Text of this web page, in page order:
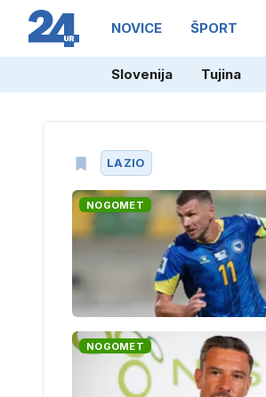
NOVICE ŠPORT
Slovenija Tujina
LAZIO
NOGOMET
NOGOMET